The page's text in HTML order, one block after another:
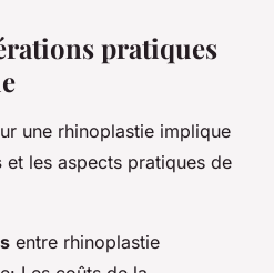
pratiques
une rhinoplastie implique
et les aspects pratiques de
entre rhinoplastie